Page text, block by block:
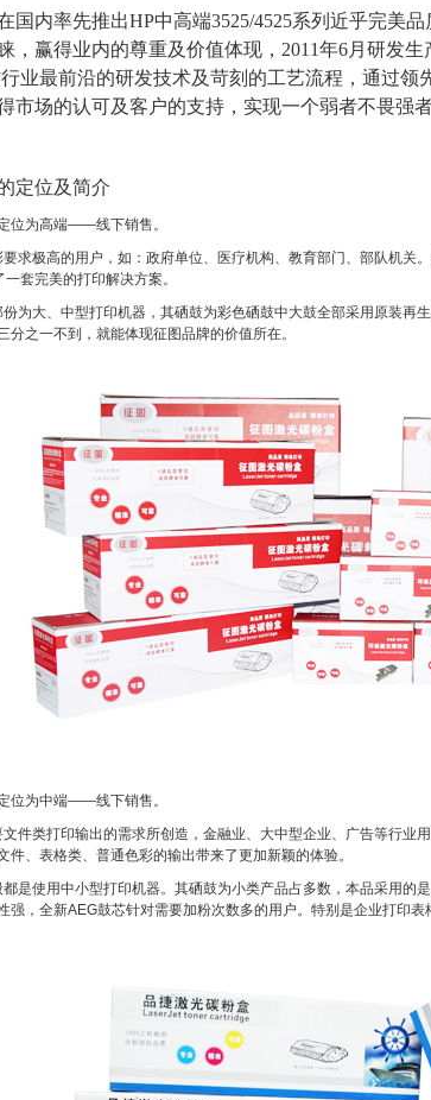
国内率先推出HP中高端3525/4525系列近乎完美
，赢得业内的尊重及价值体现，2011年6月研发
业最前沿的研发技术及苛刻的工艺流程，通过
市场的认可及客户的支持，实现一个弱者不畏强
定位及简介
位为高端——线下销售。
求极高的用户，如：政府单位、医疗机构、教育部门、部队机关
套完美的打印解决方案。
为大、中型打印机器，其硒鼓为彩色硒鼓中大鼓全部采用原装再
分之一不到，就能体现征图品牌的价值所在。
位为中端——线下销售。
件类打印输出的需求所创造，金融业、大中型企业、广告等行业
件、表格类、普通色彩的输出带来了更加新颖的体验。
是使用中小型打印机器。其硒鼓为小类产品占多数，本品采用的
强，全新AEG鼓芯针对需要加粉次数多的用户。特别是企业打印